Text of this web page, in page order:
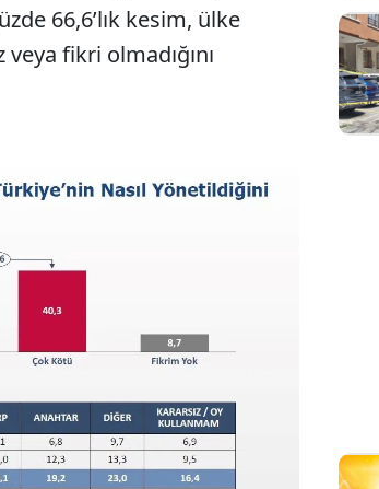
66,6’lık kesim, ülke
fikri olmadığını